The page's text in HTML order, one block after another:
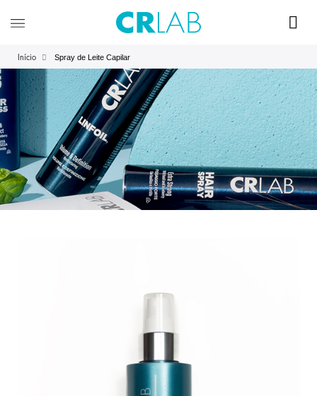
Início Spray de Leite Capilar